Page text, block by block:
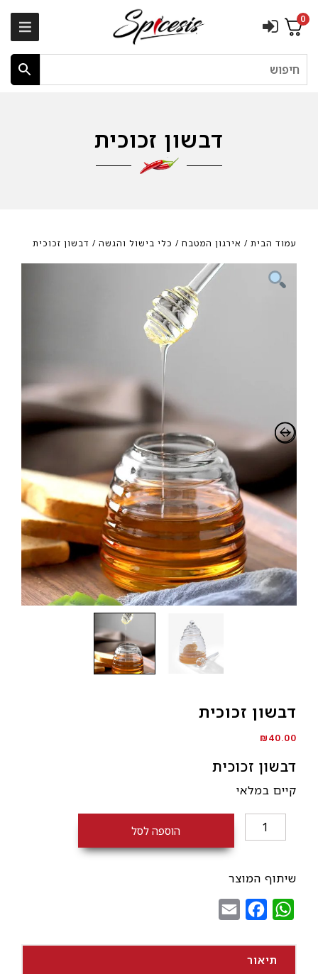
0
חיפוש
דבשון זכוכית
עמוד הבית / אירגון המטבח / כלי בישול והגשה / דבשון זכוכית
דבשון זכוכית
₪40.00
דבשון זכוכית
קיים במלאי
כמות
של
זכוכית
הוספה לסל
שיתוף המוצר
WhatsApp
Facebook
תיאור